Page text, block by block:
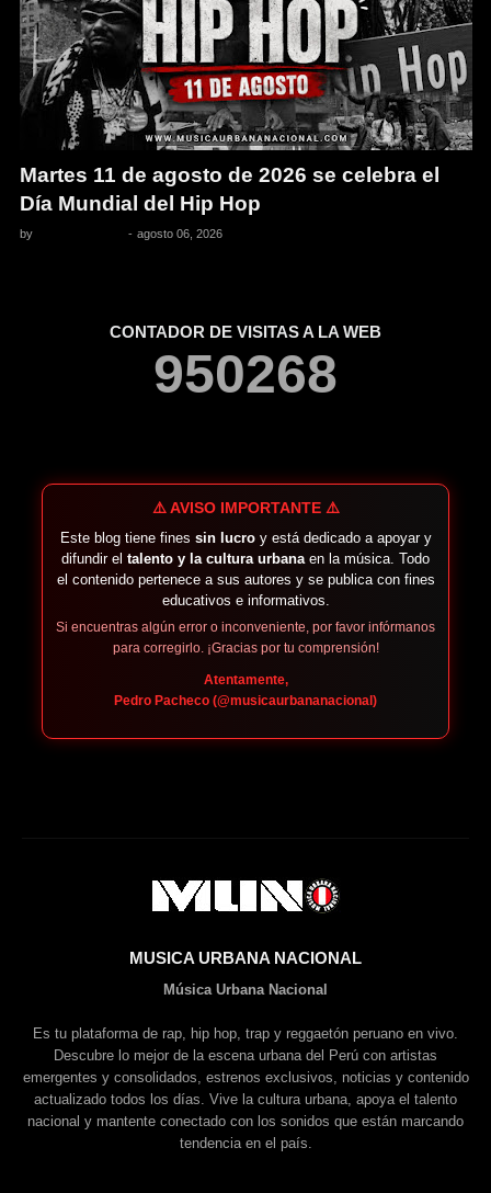
Martes 11 de agosto de 2026 se celebra el
Día Mundial del Hip Hop
by - agosto 06, 2026
CONTADOR DE VISITAS A LA WEB
950268
⚠️ AVISO IMPORTANTE ⚠️
Este blog tiene fines sin lucroy está dedicado a apoyar y
difundir el talento y la cultura urbanaen la música. Todo
el contenido pertenece a sus autores y se publica con fines
educativos e informativos.
Si encuentras algún error o inconveniente, por favor infórmanos
para corregirlo. ¡Gracias por tu comprensión!
Atentamente,
Pedro Pacheco (@musicaurbananacional)
MUSICA URBANA NACIONAL
Música Urbana Nacional
Es tu plataforma de rap, hip hop, trap y reggaetón peruano en vivo.
Descubre lo mejor de la escena urbana del Perú con artistas
emergentes y consolidados, estrenos exclusivos, noticias y contenido
actualizado todos los días. Vive la cultura urbana, apoya el talento
nacional y mantente conectado con los sonidos que están marcando
tendencia en el país.